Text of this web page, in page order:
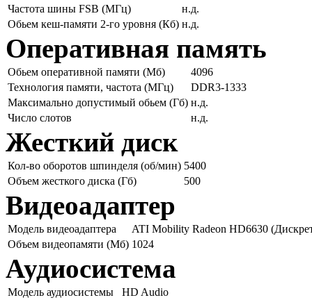
Частота шины FSB (МГц)
н.д.
Обьем кеш-памяти 2-го уровня (Кб) н.д.
Оперативная память
Обьем оперативной памяти (Мб)
4096
Технология памяти, частота (МГц)
DDR3-1333
Максимально допустимый обьем (Гб) н.д.
Число слотов
н.д.
Жесткий диск
Кол-во оборотов шпинделя (об/мин) 5400
Объем жесткого диска (Гб)
500
Видеоадаптер
Модель видеоадаптера
ATI Mobility Radeon HD6630
Объем видеопамяти (Мб) 1024
Аудиосистема
Модель аудиосистемы
HD Audio